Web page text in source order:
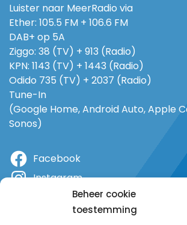
Beheer cookie
toestemming
Luister naar MeerRadio via
Ether: 105.5 FM + 106.6 FM
DAB+ op 5A
Ziggo: 38 (TV) + 913 (Radio)
KPN: 1143 (TV) + 1443 (Radio)
Odido 735 (TV) + 2037 (Radio)
Tune-In
(Google Home, Android Auto, Apple
Sonos)
Facebook
Instagram
YouTube